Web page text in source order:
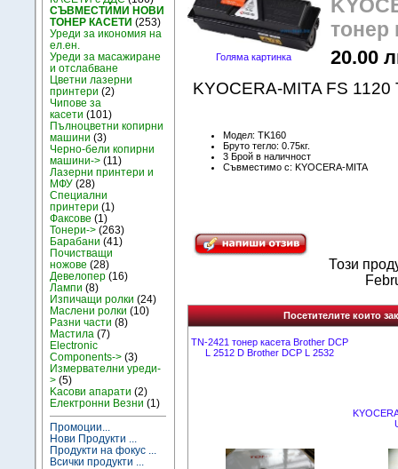
СЪВМЕСТИМИ НОВИ
ТОНЕР КАСЕТИ (253)
Уреди за икономия на
ел.ен.
Уреди за масажиране
и отслабване
Цветни лазерни
принтери (2)
Чипове за
касети (101)
Пълноцветни копирни
машини (3)
Черно-бели копирни
машини-> (11)
Лазерни принтери и
МФУ (28)
Специални
принтери (1)
Факсове (1)
Тонери-> (263)
Барабани (41)
Почистващи
ножове (28)
Девелопер (16)
Лампи (8)
Изпичащи ролки (24)
Маслени ролки (10)
Разни части (8)
Мастила (7)
Electronic
Components-> (3)
Измервателни уреди-
> (5)
Kасови апарати (2)
Електронни Везни (1)
Промоции...
Нови Продукти ...
Продукти на фокус ...
Всички продукти ...
Голяма картинка
тонер
20.00
KYOCERA-MITA FS
Модел: TK160
Бруто тегло: 0.75кг.
3 Брой в наличност
Съвместимо с: KYOCERA-MITA
Този
Посетителите които
TN-2421 тонер касета Brother DCP
L 2512 D Brother DCP L 2532